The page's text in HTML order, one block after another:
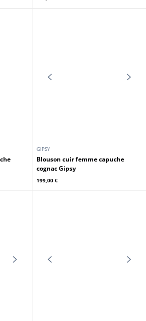
GIPSY
Blouson cuir femme noir Gipsy